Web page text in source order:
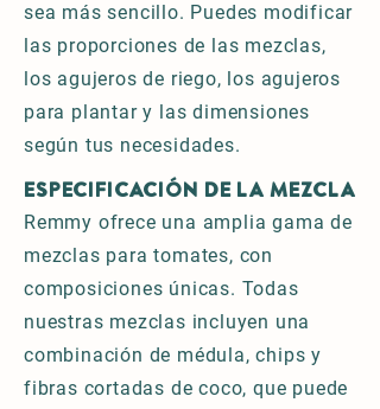
sea más sencillo. Puedes modificar
las proporciones de las mezclas,
los agujeros de riego, los agujeros
para plantar y las dimensiones
según tus necesidades.
ESPECIFICACIÓN DE LA MEZCLA
Remmy ofrece una amplia gama de
mezclas para tomates, con
composiciones únicas. Todas
nuestras mezclas incluyen una
combinación de médula, chips y
fibras cortadas de coco, que puede